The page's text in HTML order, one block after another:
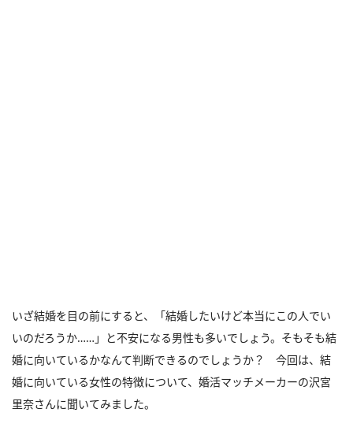
いざ結婚を目の前にすると、「結婚したいけど本当にこの人でい
いのだろうか……」と不安になる男性も多いでしょう。そもそも結
婚に向いているかなんて判断できるのでしょうか？ 今回は、結
婚に向いている女性の特徴について、婚活マッチメーカーの沢宮
里奈さんに聞いてみました。